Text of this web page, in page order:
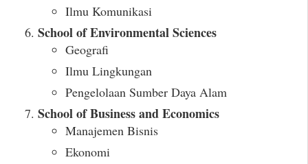
Ilmu Komunikasi
School of Environmental Sciences
Geografi
Ilmu Lingkungan
Pengelolaan Sumber Daya Alam
School of Business and Economics
Manajemen Bisnis
Ekonomi